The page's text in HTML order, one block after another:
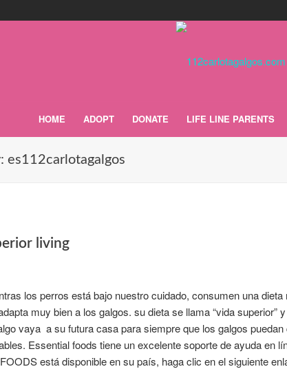
HOME ADOPT DONATE LIFE LINE PARENTS
es112carlotagalgos
living
los perros está bajo nuestro cuidado, consumen una
muy bien a los galgos. su dieta se llama “vida superior”
vaya a su futura casa para siempre que los galgos
Essential foods tiene un excelente soporte de ayuda en
está disponible en su país, haga clic en el siguiente